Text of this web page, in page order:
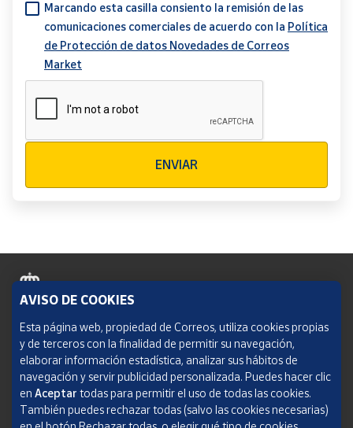
Marcando esta casilla consiento la remisión de las
comunicaciones comerciales de acuerdo con la Política
de Protección de datos Novedades de Correos
Market
ENVIAR
Política de cookies
Aviso legal
Condiciones del servicio
Política de Privacidad Web
AVISO DE COOKIES
Esta página web, propiedad de Correos, utiliza cookies propias
y de terceros con la finalidad de permitir su navegación,
elaborar información estadística, analizar sus hábitos de
navegación y servir publicidad personalizada. Puedes hacer clic
en Aceptar todas para permitir el uso de todas las cookies.
También puedes rechazar todas (salvo las cookies necesarias)